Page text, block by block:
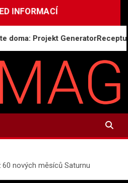
INFORMACÍ
Projekt GeneratorReceptu.cz
Relations
nových měsíců Saturnu